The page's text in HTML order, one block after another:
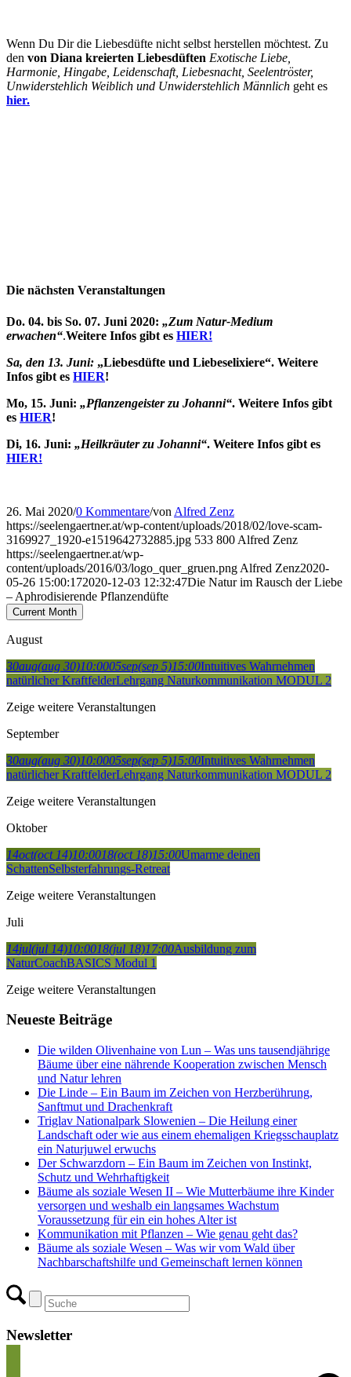
Wenn Du Dir die Liebesdüfte nicht selbst herstellen möchtest. Zu
den von Diana kreierten Liebesdüften Exotische Liebe,
Harmonie, Hingabe, Leidenschaft, Liebesnacht, Seelentröster,
Unwiderstehlich Weiblich und Unwiderstehlich Männlich geht es
hier.
Die nächsten Veranstaltungen
Do. 04. bis So. 07. Juni 2020: „Zum Natur-Medium
erwachen“.Weitere Infos gibt es HIER!
Sa, den 13. Juni: „Liebesdüfte und Liebeselixiere“. Weitere
Infos gibt es HIER!
Mo, 15. Juni: „Pflanzengeister zu Johanni“. Weitere Infos gibt
es HIER!
Di, 16. Juni: „Heilkräuter zu Johanni“. Weitere Infos gibt es
HIER!
26. Mai 2020/0 Kommentare/von Alfred Zenz
https://seelengaertner.at/wp-content/uploads/2018/02/love-scam-
3169927_1920-e1519642732885.jpg 533 800 Alfred Zenz
https://seelengaertner.at/wp-
content/uploads/2016/03/logo_quer_gruen.png Alfred Zenz2020-
05-26 15:00:172020-12-03 12:32:47Die Natur im Rausch der Liebe
– Aphrodisierende Pflanzendüfte
Current Month
August
30aug(aug 30)10:0005sep(sep 5)15:00Intuitives Wahrnehmen
natürlicher KraftfelderLehrgang Naturkommunikation MODUL 2
Zeige weitere Veranstaltungen
September
30aug(aug 30)10:0005sep(sep 5)15:00Intuitives Wahrnehmen
natürlicher KraftfelderLehrgang Naturkommunikation MODUL 2
Zeige weitere Veranstaltungen
Oktober
14oct(oct 14)10:0018(oct 18)15:00Umarme deinen
SchattenSelbsterfahrungs-Retreat
Zeige weitere Veranstaltungen
Juli
14jul(jul 14)10:0018(jul 18)17:00Ausbildung zum
NaturCoachBASICS Modul 1
Zeige weitere Veranstaltungen
Neueste Beiträge
Die wilden Olivenhaine von Lun – Was uns tausendjährige
Bäume über eine nährende Kooperation zwischen Mensch
und Natur lehren
Die Linde – Ein Baum im Zeichen von Herzberührung,
Sanftmut und Drachenkraft
Triglav Nationalpark Slowenien – Die Heilung einer
Landschaft oder wie aus einem ehemaligen Kriegsschauplatz
ein Naturjuwel erwuchs
Der Schwarzdorn – Ein Baum im Zeichen von Instinkt,
Schutz und Wehrhaftigkeit
Bäume als soziale Wesen II – Wie Mutterbäume ihre Kinder
versorgen und weshalb ein langsames Wachstum
Voraussetzung für ein ein hohes Alter ist
Kommunikation mit Pflanzen – Wie genau geht das?
Bäume als soziale Wesen – Was wir vom Wald über
Nachbarschaftshilfe und Gemeinschaft lernen können
Newsletter